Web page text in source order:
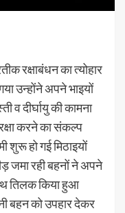
रक्षाबंधन का त्योहार
उन्होंने अपने भाइयों
व दीर्घायु की कामना
करने का संकल्प
शुरू हो गई मिठाइयों
जमा रही बहनों ने अपने
तिलक किया हुआ
बहन को उपहार देकर